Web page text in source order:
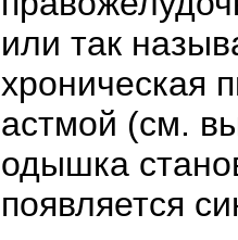
или так
хроническая
астмой (см.
одышка
появляется